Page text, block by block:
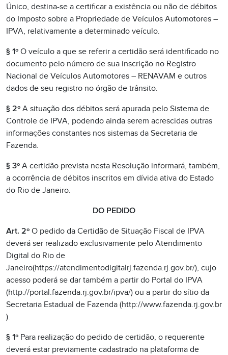
Único, destina-se a certificar a existência ou não de débitos
do Imposto sobre a Propriedade de Veículos Automotores –
IPVA, relativamente a determinado veículo.
§ 1º O veículo a que se referir a certidão será identificado no
documento pelo número de sua inscrição no Registro
Nacional de Veículos Automotores – RENAVAM e outros
dados de seu registro no órgão de trânsito.
§ 2º A situação dos débitos será apurada pelo Sistema de
Controle de IPVA, podendo ainda serem acrescidas outras
informações constantes nos sistemas da Secretaria de
Fazenda.
§ 3º A certidão prevista nesta Resolução informará, também,
a ocorrência de débitos inscritos em dívida ativa do Estado
do Rio de Janeiro.
DO PEDIDO
Art. 2º O pedido da Certidão de Situação Fiscal de IPVA
deverá ser realizado exclusivamente pelo Atendimento
Digital do Rio de
Janeiro(https://atendimentodigitalrj.fazenda.rj.gov.br/), cujo
acesso poderá se dar também a partir do Portal do IPVA
(http://portal.fazenda.rj.gov.br/ipva/) ou a partir do sítio da
Secretaria Estadual de Fazenda (http://www.fazenda.rj.gov.br
).
§ 1º Para realização do pedido de certidão, o requerente
deverá estar previamente cadastrado na plataforma de